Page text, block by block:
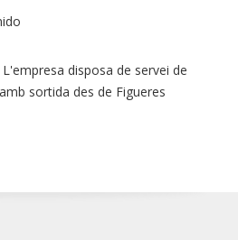
disposa de servei de
sortida des de Figueres